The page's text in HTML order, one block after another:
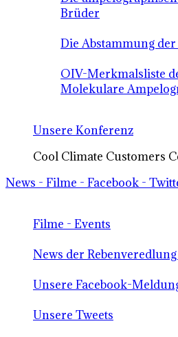
Brüder
Die Abstammung der
OIV-Merkmalsliste
Molekulare
Unsere Konferenz
Cool Climate Customers
News - Filme - Facebook -
Filme - Events
News der
Unsere Facebook-
Unsere Tweets